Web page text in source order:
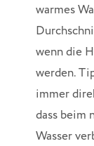
warmes
wenn die
werden.
immer
dass beim
Wasser